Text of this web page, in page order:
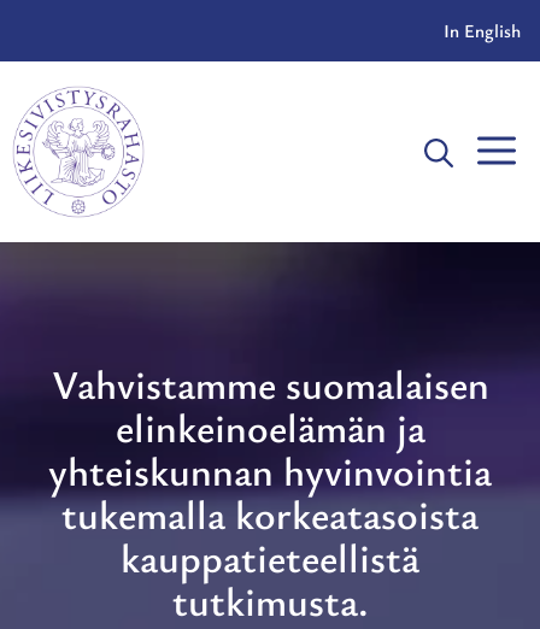
In English
Vahvistamme suomalaisen
elinkeinoelämän ja
yhteiskunnan hyvinvointia
tukemalla korkeatasoista
kauppatieteellistä
tutkimusta.